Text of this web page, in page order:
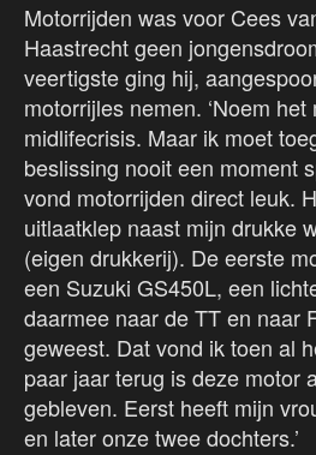
Motorrijden was voor Cees
Haastrecht geen
veertigste ging hij,
motorrijles nemen. ‘Noem
midlifecrisis. Maar ik moet
beslissing nooit een moment
vond motorrijden direct leuk.
uitlaatklep naast mijn drukke
(eigen drukkerij). De eerste
een Suzuki GS450L, een
daarmee naar de TT en naar
geweest. Dat vond ik toen al
paar jaar terug is deze motor
gebleven. Eerst heeft mijn
en later onze twee dochters.’